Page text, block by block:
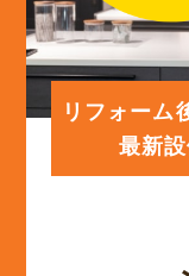
リフォーム
最新